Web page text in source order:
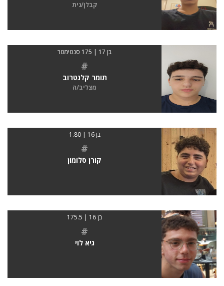
קבלן/נית
בן 17 | 175 סנטימטר
#
תומר קלנטרוב
מצליב/ה
בן 16 | 1.80
#
קורן סלומון
בן 16 | 175.5
#
גיא לוי